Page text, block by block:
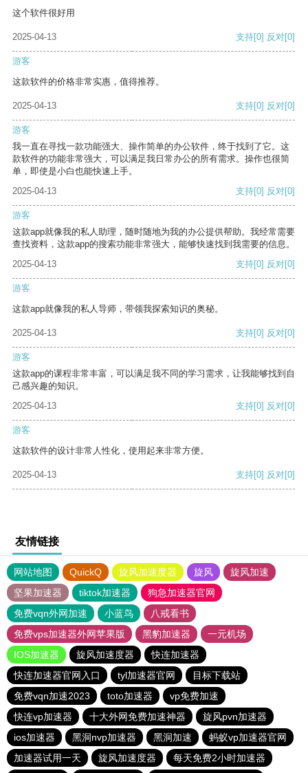
这个软件很好用
2025-04-13 支持[0] 反对[0]
游客
这款软件的价格非常实惠，值得推荐。
2025-04-13 支持[0] 反对[0]
游客
我一直在寻找一款功能强大、操作简单的办公软件，终于找到了它。这
款软件的功能非常强大，可以满足我日常办公的所有需求。操作也很简
单，即使是小白也能快速上手。
2025-04-13
支持[0] 反对[0]
游客
这款app就像我的私人助理，随时随地为我的办公提供帮助。我经常需要
查找资料，这款app的搜索功能非常强大，能够快速找到我需要的信息。
2025-04-13
支持[0] 反对[0]
游客
这款app就像我的私人导师，带领我探索知识的奥秘。
2025-04-13 支持[0] 反对[0]
游客
这款app的课程非常丰富，可以满足我不同的学习需求，让我能够找到自
己感兴趣的知识。
2025-04-13
支持[0] 反对[0]
游客
这款软件的设计非常人性化，使用起来非常方便。
2025-04-13 支持[0] 反对[0]
友情链接
网站地图 QuickQ 旋风加速度器 旋风
旋风加速
坚果加速器
tiktok加速器
狗急加速器官网
免费vqn外网加速
小蓝鸟
八戒看书
免费vps加速器外网苹果版
黑豹加速器
一元机场
IOS加速器
旋风加速度器
快连加速器
快连加速器官网入口
tyl加速器官网
目标下载站
免费vqn加速2023
toto加速器
vp免费加速
快连vp加速器
十大外网免费加速神器
旋风pvn加速器
ios加速器
黑洞nvp加速器 黑洞加速
蚂蚁vp加速器官网
加速器试用一天
旋风加速度器 每天免费2小时加速器